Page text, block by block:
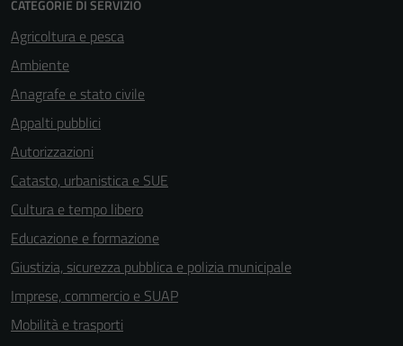
CATEGORIE DI SERVIZIO
Agricoltura e pesca
Ambiente
Anagrafe e stato civile
Appalti pubblici
Autorizzazioni
Catasto, urbanistica e SUE
Cultura e tempo libero
Educazione e formazione
Giustizia, sicurezza pubblica e polizia municipale
Imprese, commercio e SUAP
Mobilità e trasporti